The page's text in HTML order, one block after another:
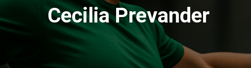
Cecilia Prevander